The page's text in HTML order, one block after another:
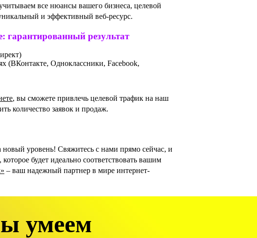
все нюансы вашего бизнеса, целевой
и эффективный веб-ресурс.
гарантированный результат
(ВКонтакте, Одноклассники, Facebook,
, вы сможете привлечь целевой трафик на наш
количество заявок и продаж.
уровень! Свяжитесь с нами прямо сейчас, и
будет идеально соответствовать вашим
– ваш надежный партнер в мире интернет-
умеем